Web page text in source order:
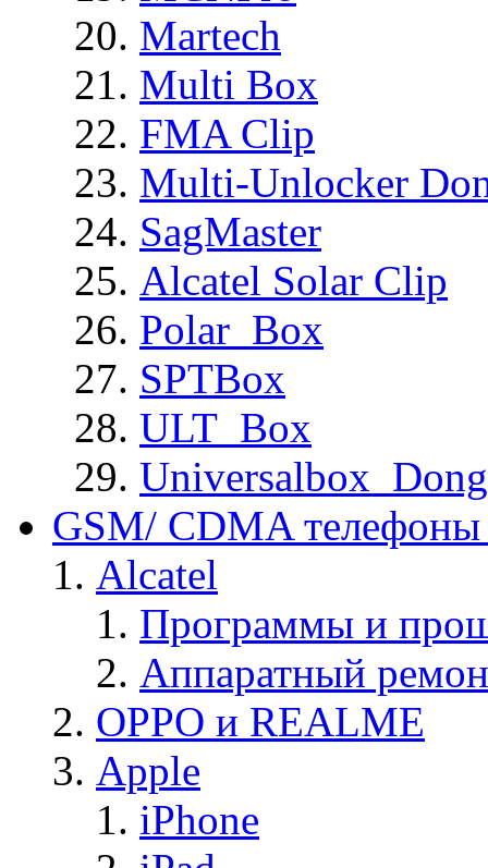
Martech
Multi Box
FMA Clip
Multi-Unlocker
SagMaster
Alcatel Solar Clip
Polar_Box
SPTBox
ULT_Box
GSM/ CDMA
Alcatel
Программы и
Аппаратный
OPPO и REALME
Apple
iPhone